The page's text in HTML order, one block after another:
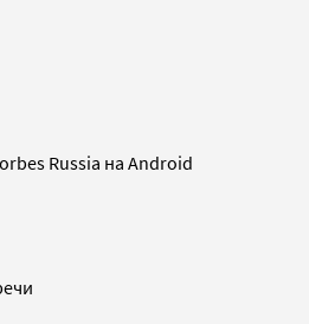
Russia на Android